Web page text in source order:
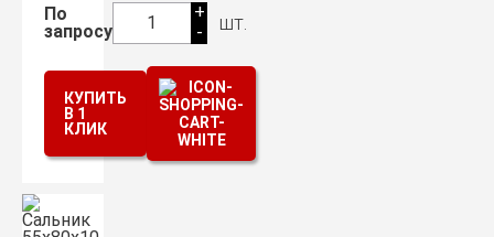
По
запросу
1
+
-
шт.
КУПИТЬ
В 1
КЛИК